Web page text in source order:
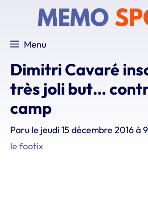
Menu
Dimitri Cavaré
très joli but…
camp
Paru le jeudi 15 décembre 2016 à
le footix